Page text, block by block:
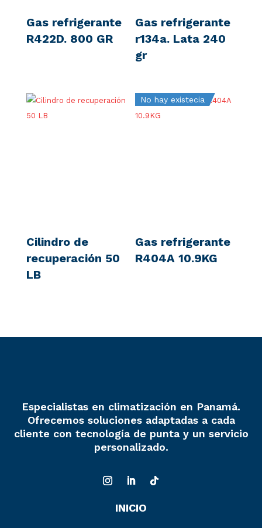
Gas refrigerante
R422D. 800 GR
Gas refrigerante
r134a. Lata 240
gr
Cilindro de
recuperación 50
LB
No hay existecia
Gas refrigerante
R404A 10.9KG
Especialistas en climatización en Panamá.
Ofrecemos soluciones adaptadas a cada
cliente con tecnología de punta y un servicio
personalizado.
INICIO